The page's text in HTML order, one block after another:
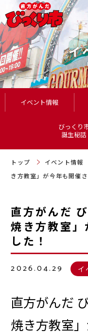
イ
イベント情報
びっくり
誕生秘話
トップ イベント情報
き方教室」が今年も開催さ
直方がんだ
焼き方教室」
した！
2026.04.29 イ
直方がんだ
焼き方教室